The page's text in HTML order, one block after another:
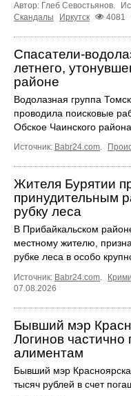
Автор: Глеб Севостьянов.
Скандалы
Иркутск 4081
Спасатели-
летнего,
районе
Водолазная группа
проводила поисковые
Обское Чаинского
Источник: Babr24.com.
Жителя Бурятии
принудительным
рубку леса
В Прибайкальском
местному жителю,
рубке леса в особо
Источник: Babr24.com
07.08.2026
Бывший мэр
Логинов частично
алиментам
Бывший мэр
тысяч рублей в счет